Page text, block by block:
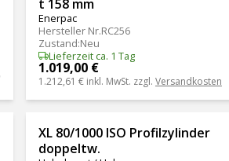
t 158 mm
Enerpac
Hersteller Nr.RC256
Zustand:Neu
Lieferzeit ca. 1 Tag
1.019,00 €
1.212,61 € inkl. MwSt. zzgl. Versandkosten
XL 80/1000 ISO Profilzylinder
doppeltw.